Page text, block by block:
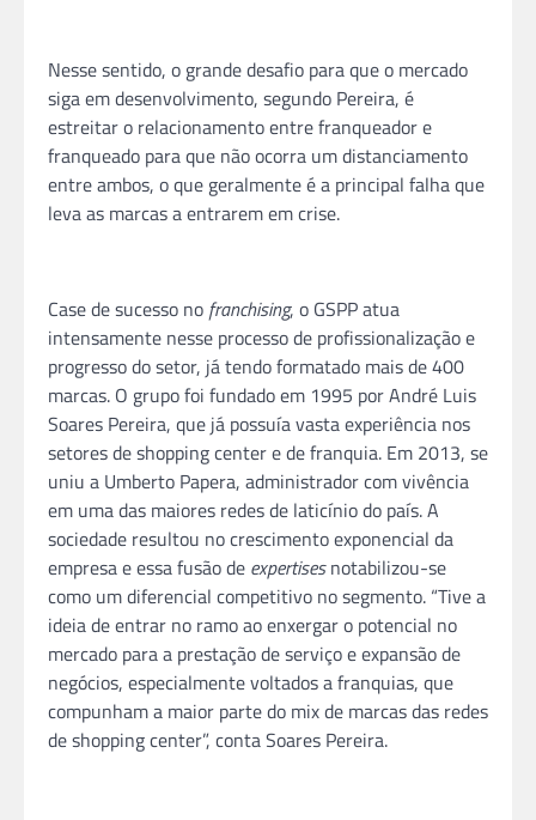
Nesse sentido, o grande desafio para que o mercado
siga em desenvolvimento, segundo Pereira, é
estreitar o relacionamento entre franqueador e
franqueado para que não ocorra um distanciamento
entre ambos, o que geralmente é a principal falha que
leva as marcas a entrarem em crise.
Case de sucesso no franchising, o GSPP atua
intensamente nesse processo de profissionalização e
progresso do setor, já tendo formatado mais de 400
marcas. O grupo foi fundado em 1995 por André Luis
Soares Pereira, que já possuía vasta experiência nos
setores de shopping center e defranquia. Em 2013, se
uniu a Umberto Papera, administrador com vivência
em uma das maiores redes de laticínio do país. A
sociedade resultou no crescimento exponencial da
empresa e essa fusão de expertisesnotabilizou-se
como um diferencial competitivo no segmento. “Tive a
ideia de entrar no ramo ao enxergar o potencial no
mercado para a prestação de serviço e expansão de
negócios, especialmente voltados afranquias, que
compunham a maior parte do mix de marcas das redes
de shopping center”, conta Soares Pereira.